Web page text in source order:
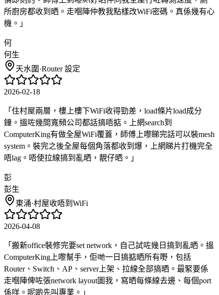
所廚房都收到晒。走嗰陣仲教我點樣改WiFi密碼。真係幾有心
機。 」
何
何生
天水圍 ·Router 設定
2026-02-18
「 住村屋兩層，樓上樓下WiFi收得勁差，load條片load成分
鐘。搵咗幾間寬頻公司都話搞唔掂。上網search到
ComputerKing有做全屋WiFi覆蓋，師傅上嚟睇完話可以裝mesh
system。裝完之後全屋每個角落都收到爆，上網睇片打機完全
唔lag。唔使拉線搞到亂晒，靚仔晒。 」
彭
彭生
東涌·村屋收唔到WiFi
2026-04-08
「 搬新office裝修完要set network，自己試咗幾日搞到亂晒。搵
ComputerKing上嚟幫手，佢哋一日搞掂晒所有嘢，包括
Router、Switch、AP、server上架、拉線全部搞晒。最緊要係
走嗰陣俾咗張network layout圖我，寫晒每條線去邊、每個port
係咩。呢啲先叫專業。 」